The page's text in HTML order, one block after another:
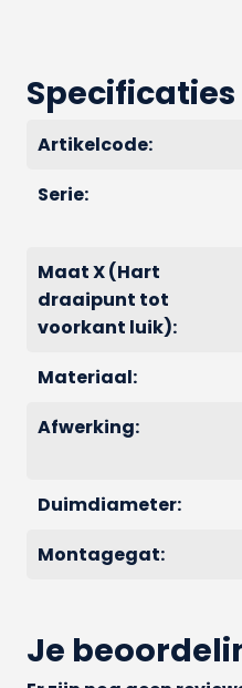
Specificaties
Artikelcode:
Serie:
Maat X (Hart
draaipunt tot
voorkant luik):
Materiaal:
Afwerking:
Duimdiameter:
Montagegat:
Je